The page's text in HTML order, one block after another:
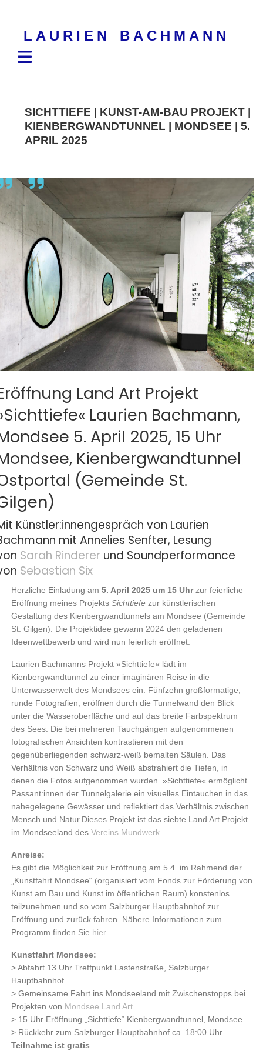
contentLAURIEN BACHMANN
SICHTTIEFE | KUNST-AM-BAU PROJEKT |
KIENBERGWANDTUNNEL | MONDSEE | 5.
APRIL 2025
Land Art Projekt
Laurien Bachmann,
5. April 2025, 15 Uhr
Kienbergwandtunnel
(Gemeinde St.
Künstler:innengespräch von Laurien
mit Annelies Senfter, Lesung
Sarah Rinderer und Soundperformance
Sebastian Six
Herzliche Einladung am5. April 2025 um 15 Uhrzur feierliche
Eröffnung meines ProjektsSichttiefe zur künstlerischen
Gestaltung des Kienbergwandtunnels am Mondsee (Gemeinde
St. Gilgen). Die Projektidee gewann 2024 den geladenen
Ideenwettbewerb und wird nun feierlich eröffnet.
Laurien Bachmanns Projekt »Sichttiefe« lädt im
Kienbergwandtunnel zu einer imaginären Reise in die
Unterwasserwelt des Mondsees ein. Fünfzehn großformatige,
runde Fotografien, eröffnen durch die Tunnelwand den Blick
unter die Wasseroberfläche und auf das breite Farbspektrum
des Sees. Die bei mehreren Tauchgängen aufgenommenen
fotografischen Ansichten kontrastieren mit den
gegenüberliegenden schwarz-weiß bemalten Säulen. Das
Verhältnis von Schwarz und Weiß abstrahiert die Tiefen, in
denen die Fotos aufgenommen wurden. »Sichttiefe« ermöglicht
Passant:innen der Tunnelgalerie ein visuelles Eintauchen in das
nahegelegene Gewässer und reflektiert das Verhältnis zwischen
Mensch und Natur.Dieses Projekt ist das siebte Land Art Projekt
im Mondseeland desVereins Mundwerk
Anreise:
Es gibt die Möglichkeit zur Eröffnung am 5.4. im Rahmend der
„Kunstfahrt Mondsee“ (organisiert vom Fonds zur Förderung von
Kunst am Bau und Kunst im öffentlichen Raum) konstenlos
teilzunehmen und so vom Salzburger Hauptbahnhof zur
Eröffnung und zurück fahren. Nähere Informationen zum
Programm finden Sie hier.
Kunstfahrt Mondsee:
> Abfahrt 13 Uhr Treffpunkt Lastenstraße, Salzburger
Hauptbahnhof
> Gemeinsame Fahrt ins Mondseeland mit Zwischenstopps bei
Projekten von Mondsee Land Art
> 15 Uhr Eröffnung „Sichttiefe“ Kienbergwandtunnel, Mondsee
> Rückkehr zum Salzburger Hauptbahnhof ca. 18:00 Uhr
Teilnahme ist gratis